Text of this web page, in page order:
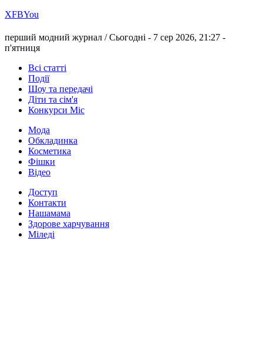
ХFBYou
перший модний журнал /Сьогодні - 7 сер 2026, 21:27 -
п'ятниця
Всі статті
Події
Шоу та передачі
Діти та сім'я
Конкурси Міс
Мода
Обкладинка
Косметика
Фішки
Відео
Доступ
Контакти
Нашамама
Здорове харчування
Міледі